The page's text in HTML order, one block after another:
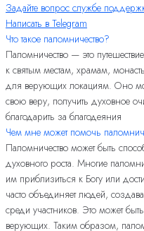
Задайте вопрос службе
Написать в Telegram
Что такое паломничество?
Паломничество — это
к святым местам, храмам,
для верующих локациям. Оно
свою веру, получить духовное
благодарить за благодеяния
Чем мне может помочь
Паломничество может быть
духовного роста. Многие
им приблизиться к Богу или
часто объединяет людей,
среди участников. Это может
верующих. Таким образом,